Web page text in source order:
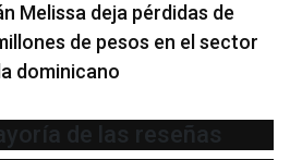
Melissa deja pérdidas de
de pesos en el sector
dominicano
de las reseñas